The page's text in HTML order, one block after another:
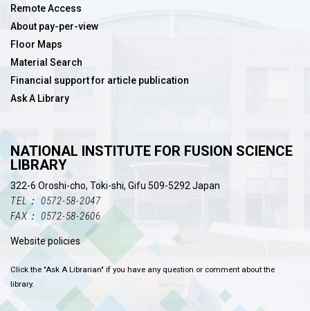
Remote Access
About pay-per-view
Floor Maps
Material Search
Financial support for article publication
Ask A Library
NATIONAL INSTITUTE FOR FUSION SCIENCE
LIBRARY
322-6 Oroshi-cho, Toki-shi, Gifu 509-5292 Japan
TEL： 0572-58-2047
FAX： 0572-58-2606
Website policies
Click the "Ask A Librarian" if you have any question or comment about the
library.